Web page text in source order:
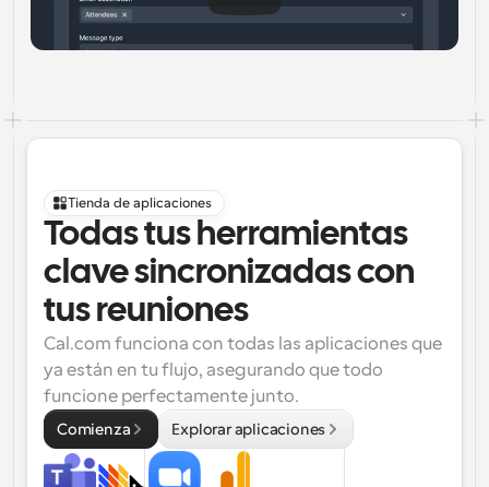
Tienda de aplicaciones
Todas tus herramientas
clave sincronizadas con
tus reuniones
Cal.com funciona con todas las aplicaciones que
ya están en tu flujo, asegurando que todo
funcione perfectamente junto.
Comienza Explorar aplicaciones